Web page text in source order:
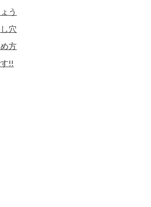
う
穴
方
!!